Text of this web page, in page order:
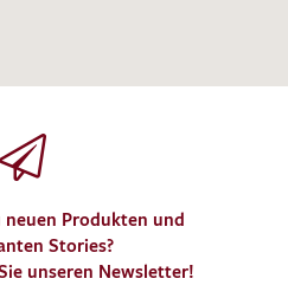
Produkten und
Stories?
unseren Newsletter!